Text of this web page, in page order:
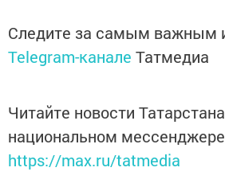
Следите за самым важным
Telegram-канале Татмедиа
Читайте новости
национальном
https://max.ru/tatmedia